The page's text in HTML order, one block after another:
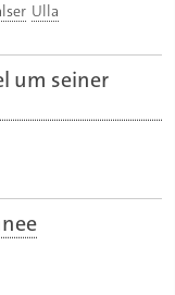
Ulla
um seiner